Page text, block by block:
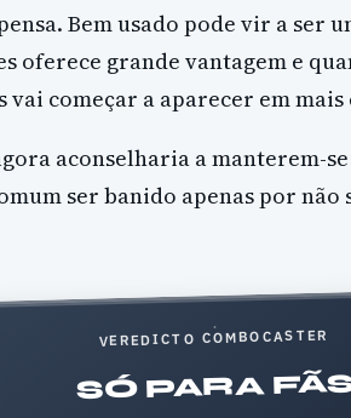
Bem usado pode vir a ser
oferece grande vantagem e
vai começar a aparecer em mais
aconselharia a manterem-
ser banido apenas por
VEREDICTO COMBOCASTER
SÓ PARA